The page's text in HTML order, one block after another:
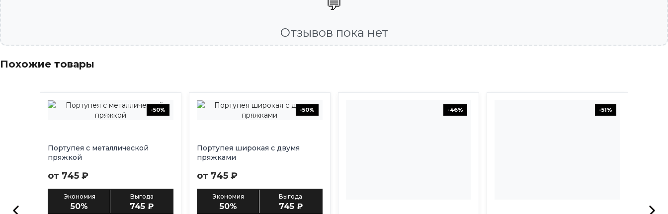
Отзывов пока нет
Похожие товары
-50%
Портупея с металлической
пряжкой
от 745 ₽
Экономия
50%
Выгода
745 ₽
-50%
Портупея широкая с двумя
пряжками
от 745 ₽
Экономия
50%
Выгода
745 ₽
-46% -51%